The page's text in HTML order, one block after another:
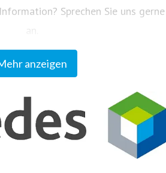
anzeigen
Sprechen Sie uns gerne
"amedes update" informiert
Sie können das Magazin auf
group.com abonnieren.